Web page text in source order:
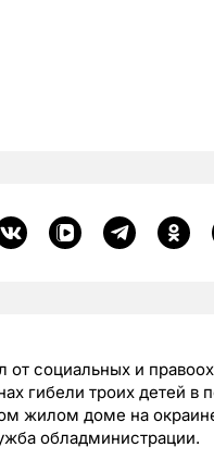
от социальных и
гибели троих детей в
жилом доме на
обладминистрации.